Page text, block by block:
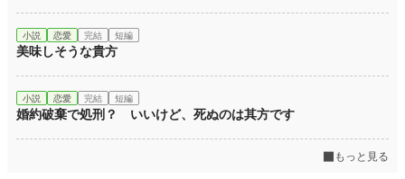
小説 恋愛 完結 短編
美味しそうな貴方
小説 恋愛 完結 短編
婚約破棄で処刑？ いいけど、死ぬのは其方です
もっと見る